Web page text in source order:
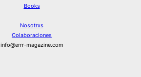
Books
Nosotrxs
Colaboraciones
info@errr-magazine.com